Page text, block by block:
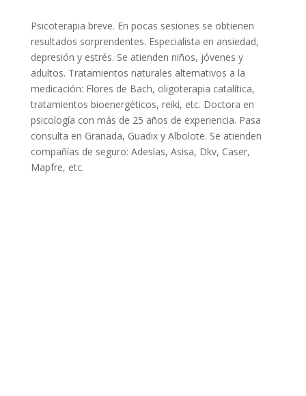
Psicoterapia breve. En pocas sesiones se obtienen
resultados sorprendentes. Especialista en ansiedad,
depresión y estrés. Se atienden niños, jóvenes y
adultos. Tratamientos naturales alternativos a la
medicación: Flores de Bach, oligoterapia catalítica,
tratamientos bioenergéticos, reiki, etc. Doctora en
psicología con más de 25 años de experiencia. Pasa
consulta en Granada, Guadix y Albolote. Se atienden
compañías de seguro: Adeslas, Asisa, Dkv, Caser,
Mapfre, etc.